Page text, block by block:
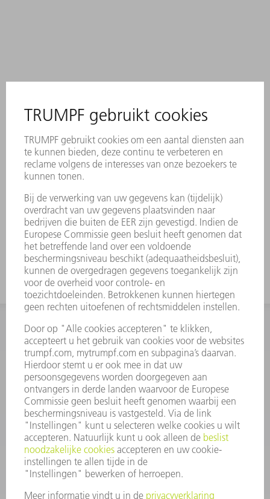
INFORMATIE
Veel gestelde vragen
Algemene voorwaarden
CONTACT
+31 88 4002 400
Ma. - vr. 8.00 - 17.00 uur
onderdelen.tnl@de.trumpf.com